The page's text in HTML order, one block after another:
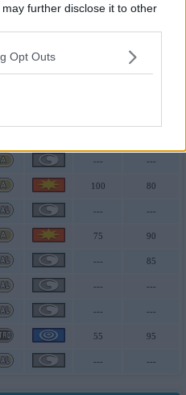
may further disclose it to other
Opt Outs
60 95
70 100
--- ---
100 80
--- ---
75 90
--- 85
--- ---
--- ---
55 95
--- ---